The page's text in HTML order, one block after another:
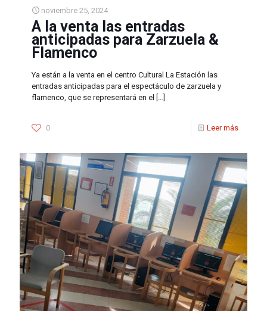
noviembre 25, 2024
A la venta las entradas
anticipadas para Zarzuela &
Flamenco
Ya están a la venta en el centro Cultural La Estación las
entradas anticipadas para el espectáculo de zarzuela y
flamenco, que se representará en el […]
0 Leer más